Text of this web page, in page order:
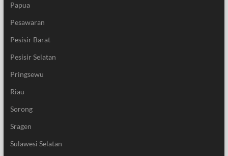
Papua
Pesawaran
Pesisir Barat
Pesisir Selatan
Pringsewu
Riau
Sorong
Sragen
Sulawesi Selatan